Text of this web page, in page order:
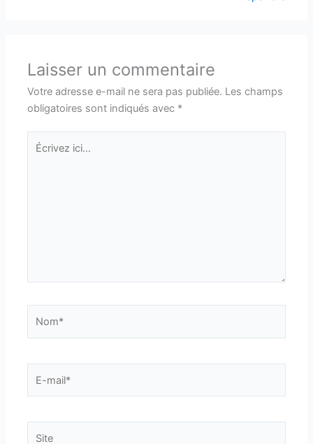
Laisser un commentaire
Votre adresse e-mail ne sera pas publiée. Les champs
obligatoires sont indiqués avec *
Écrivez
mail*